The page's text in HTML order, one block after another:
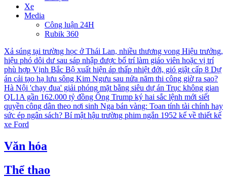
Xe
Media
Công luận 24H
Rubik 360
Xả súng tại trường học ở Thái Lan, nhiều thương vong Hiệu trưởng,
hiệu phó dôi dư sau sáp nhập được bố trí làm giáo viên hoặc vị trí
phù hợp Vịnh Bắc Bộ xuất hiện áp thấp nhiệt đới, gió giật cấp 8 Dự
án cải tạo hạ lưu sông Kim Ngưu sau nửa năm thi công giờ ra sao?
Hà Nội 'chạy đua' giải phóng mặt bằng siêu dự án Trục không gian
QL1A gần 162.000 tỷ đồng Ông Trump ký hai sắc lệnh mới siết
quyền công dân theo nơi sinh Nga bán vàng: Toan tính tài chính hay
sức ép ngân sách? Bí mật hậu trường phim ngắn 1952 kể về thiết kế
xe Ford
Văn hóa
Thể thao